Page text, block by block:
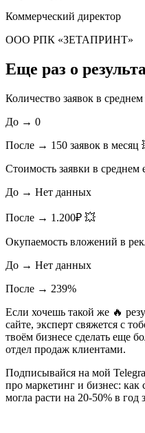
Коммерческий директор
OOO РПК «ЗЕТАПРИНТ»
Еще раз о
Количество заявок в
До → 0
После → 150 заявок в месяц
Стоимость заявки в среднем
До → Нет данных
После → 1.200₽ 💥
Окупаемость вложений в
До → Нет данных
После → 239%
Если хочешь такой же 🔥
сайте, эксперт свяжется с
твоём бизнесе сделать еще
отдел продаж клиентами.
Подписывайся на мой
про маркетинг и бизнес: как
могла расти на 20-50% в год